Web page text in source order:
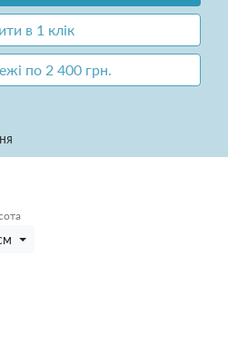
в 1 клік
по 2 400 грн.